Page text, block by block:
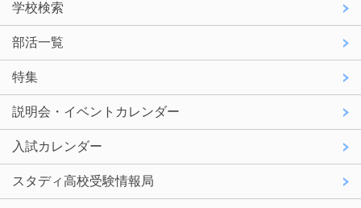
学校検索
部活一覧
特集
説明会・イベントカレンダー
入試カレンダー
スタディ高校受験情報局